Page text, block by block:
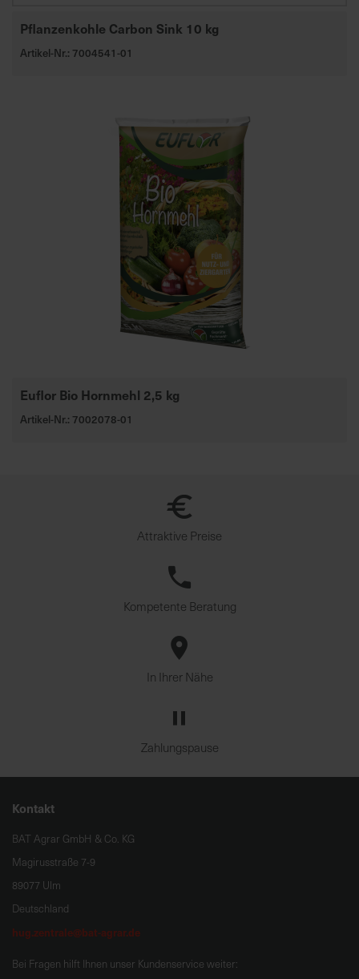
Pflanzenkohle Carbon Sink 10 kg
Artikel-Nr.: 7004541-01
Euflor Bio Hornmehl 2,5 kg
Artikel-Nr.: 7002078-01
Attraktive Preise
Kompetente Beratung
In Ihrer Nähe
Zahlungspause
Kontakt
BAT Agrar GmbH & Co. KG
Magirusstraße 7-9
89077 Ulm
Deutschland
hug.zentrale@bat-agrar.de
Bei Fragen hilft Ihnen unser Kundenservice weiter: